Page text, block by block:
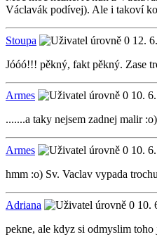
Václavák podívej). Ale i takoví
Stoupa
12.
Jóóó!!! pěkný, fakt pěkný. Zase
Armes
10.
.......a taky nejsem zadnej malir
Armes
10.
hmm :o) Sv. Vaclav vypada
Adriana
10.
pekne, ale kdyz si odmyslim